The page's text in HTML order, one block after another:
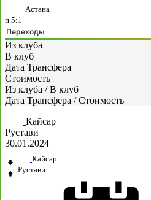
Астана
п 5:1
Переходы
Из клуба
В клуб
Дата Трансфера
Стоимость
Из клуба / В клуб
Дата Трансфера / Стоимость
Кайсар
Рустави
30.01.2024
Кайсар
Рустави